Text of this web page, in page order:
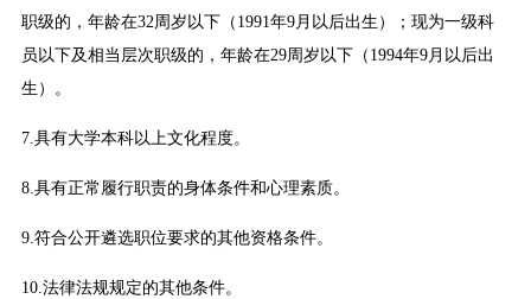
职级的，年龄在32周岁以下（1991年9月以后出生）；现为一级科
员以下及相当层次职级的，年龄在29周岁以下（1994年9月以后出
生）。
7.具有大学本科以上文化程度。
8.具有正常履行职责的身体条件和心理素质。
9.符合公开遴选职位要求的其他资格条件。
10.法律法规规定的其他条件。